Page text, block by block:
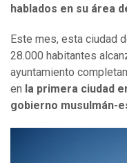
hablados en su área
Este mes, esta ciudad
28.000 habitantes
ayuntamiento
en la primera ciudad
gobierno musulmán-